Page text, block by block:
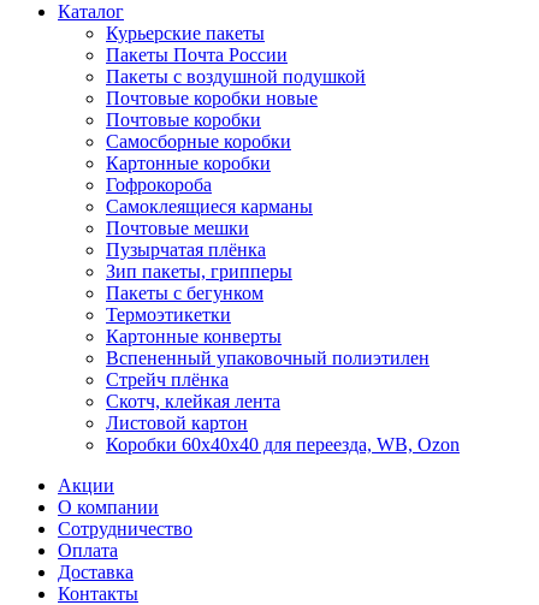
Каталог
Курьерские пакеты
Пакеты Почта России
Пакеты с воздушной подушкой
Почтовые коробки новые
Почтовые коробки
Самосборные коробки
Картонные коробки
Гофрокороба
Самоклеящиеся карманы
Почтовые мешки
Пузырчатая плёнка
Зип пакеты, грипперы
Пакеты с бегунком
Термоэтикетки
Картонные конверты
Вспененный упаковочный полиэтилен
Стрейч плёнка
Скотч, клейкая лента
Листовой картон
Коробки 60х40х40 для переезда, WB, Ozon
Акции
О компании
Сотрудничество
Оплата
Доставка
Контакты